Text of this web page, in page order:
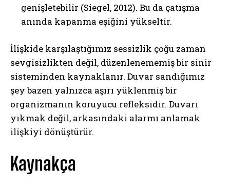
genişletebilir (Siegel, 2012). Bu da çatışma
anında kapanma eşiğini yükseltir.
İlişkide karşılaştığımız sessizlik çoğu zaman
sevgisizlikten değil, düzenlenememiş bir sinir
sisteminden kaynaklanır. Duvar sandığımız
şey bazen yalnızca aşırı yüklenmiş bir
organizmanın koruyucu refleksidir. Duvarı
yıkmak değil, arkasındaki alarmı anlamak
ilişkiyi dönüştürür.
Kaynakça